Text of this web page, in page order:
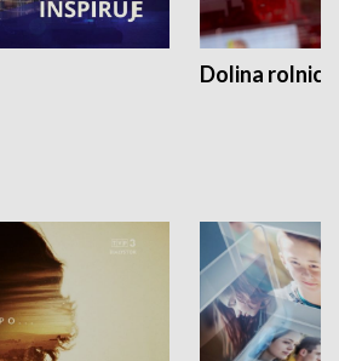
Dolina